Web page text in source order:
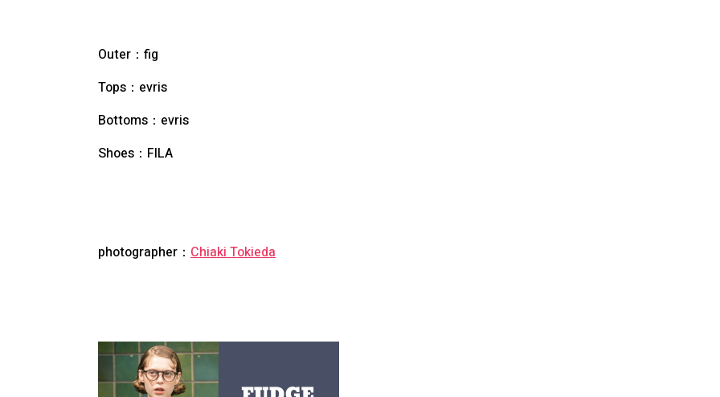
Outer： fig
Tops： evris
Bottoms： evris
Shoes： FILA
photographer： Chiaki Tokieda